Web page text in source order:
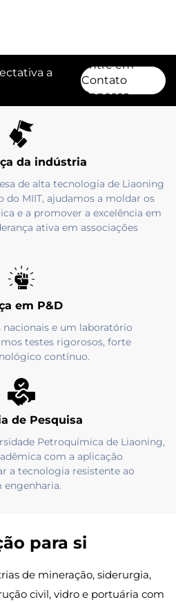
a
Entre em
Contato
Conosco
da indústria
de alta tecnologia de Liaoning
do MIIT, ajudamos a moldar os
e a promover a excelência em
ativa em associações
em P&D
e um laboratório
testes rigorosos, forte
contínuo.
de Pesquisa
Petroquímica de Liaoning,
com a aplicação
a tecnologia resistente ao
engenharia.
para si
de mineração, siderurgia,
civil, vidro e portuária com